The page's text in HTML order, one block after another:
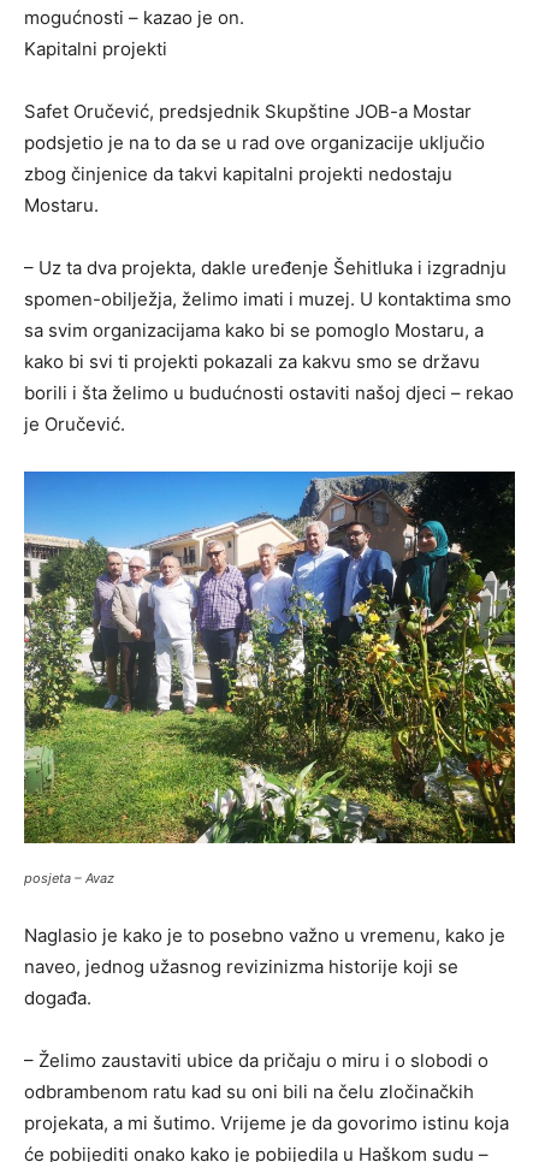
mogućnosti – kazao je on.
Kapitalni projekti
Safet Oručević, predsjednik Skupštine JOB-a Mostar
podsjetio je na to da se u rad ove organizacije uključio
zbog činjenice da takvi kapitalni projekti nedostaju
Mostaru.
– Uz ta dva projekta, dakle uređenje Šehitluka i izgradnju
spomen-obilježja, želimo imati i muzej. U kontaktima smo
sa svim organizacijama kako bi se pomoglo Mostaru, a
kako bi svi ti projekti pokazali za kakvu smo se državu
borili i šta želimo u budućnosti ostaviti našoj djeci – rekao
je Oručević.
posjeta – Avaz
Naglasio je kako je to posebno važno u vremenu, kako je
naveo, jednog užasnog revizinizma historije koji se
događa.
– Želimo zaustaviti ubice da pričaju o miru i o slobodi o
odbrambenom ratu kad su oni bili na čelu zločinačkih
projekata, a mi šutimo. Vrijeme je da govorimo istinu koja
će pobijediti onako kako je pobijedila u Haškom sudu –